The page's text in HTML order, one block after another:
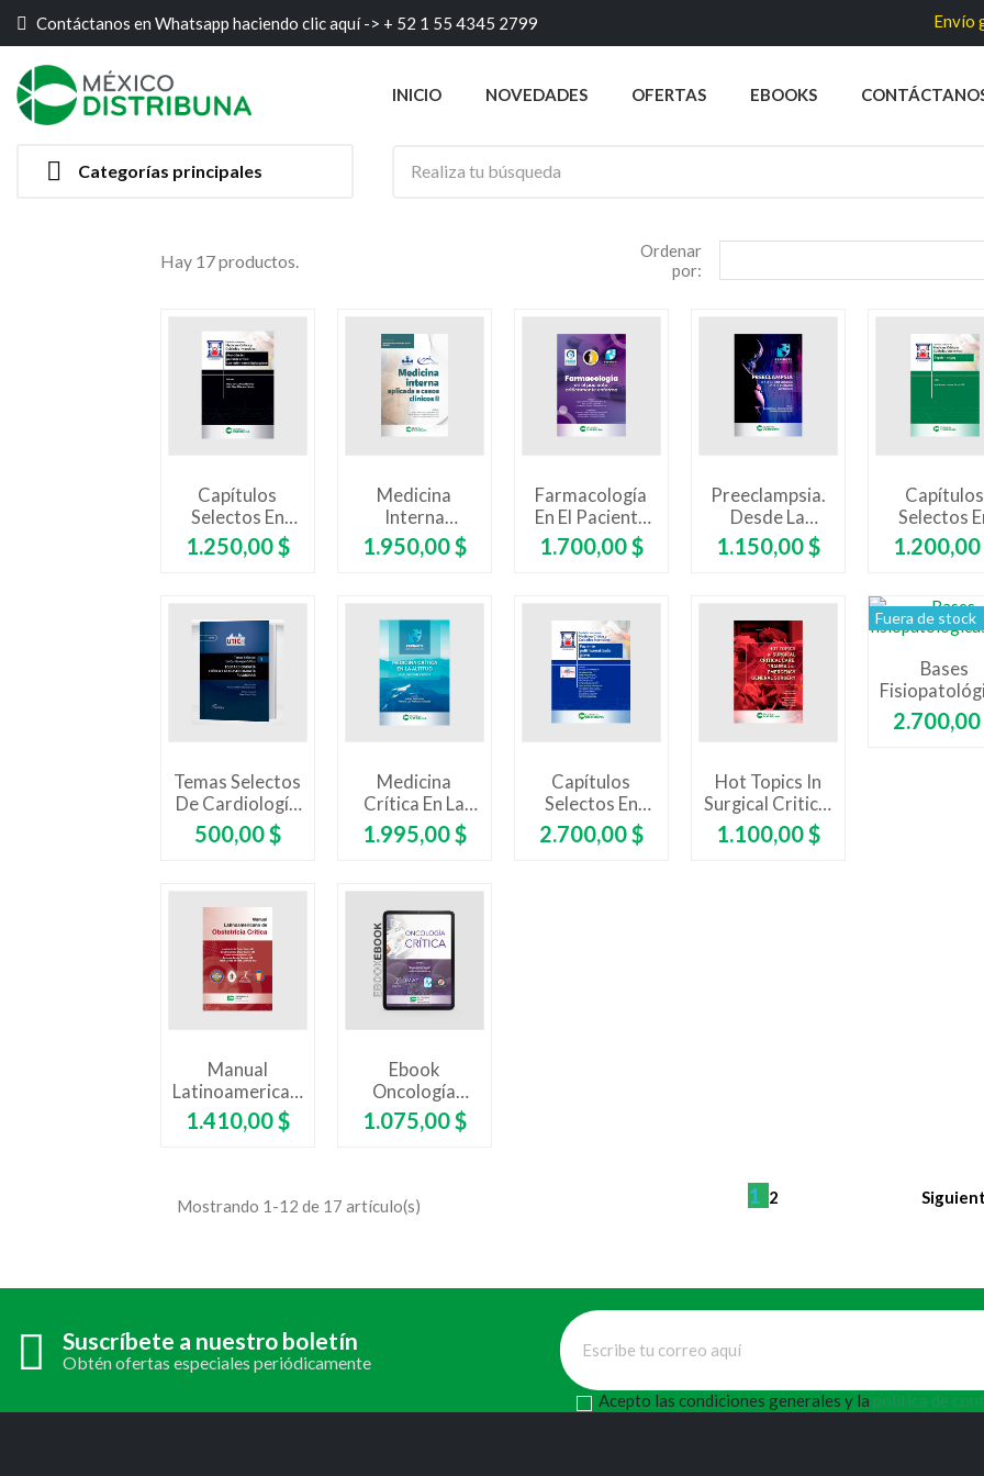
Contáctanos en Whatsapp haciendo clic aquí -> + 52 1 55 4345 2799 Envío
INICIO NOVEDADES OFERTAS EBOOKS
 Categorías principales
Hay 17 productos.
Ordenar
por:
Capítulos
Selectos En
Medicina
Crítica Y
Atención Del
Paciente
Crítico Con...
Precio
1.250,00 $
Medicina
Interna
Aplicada A
Casos Clínicos
Precio
1.950,00 $
Farmacología
En El Paciente
Críticamente
Enfermo
Precio
1.700,00 $
Preeclampsia.
Desde La
Ginecología
Hasta El
Intensivo
Precio
1.150,00 $
Capítulos
Selectos
Medicina
Crítica Y
Intensivos.
Sepsis
Precio
1.200,00
Temas Selectos
De Cardiología
Crítica
Precio
500,00 $
Medicina
Crítica En La
Altitud En El
Paciente
Precio
1.995,00 $
Capítulos
Selectos En
Medicina
Critica Y
Precio
2.700,00 $
Hot Topics In
Surgical Critical
Care, Trauma
And Emergency
Precio
1.100,00 $
Fuera de stock
Bases
De La
Crítica
Precio
2.700,00
Manual
Latinoamericano
De Obstetricia
Crítica
Precio
1.410,00 $
Ebook
Oncología
Crítica
Precio
1.075,00 $
Mostrando 1-12 de 17 artículo(s) 1 2
Suscríbete a nuestro boletín
Obtén ofertas especiales periódicamente
Acepto las condiciones generales y la política de